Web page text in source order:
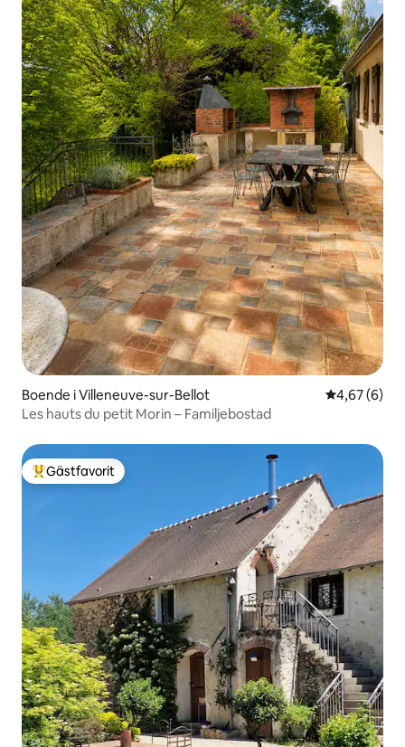
Boende i Villeneuve-sur-Bellot 4,67 av 5 i
4,67 (6)
Les hauts du petit Morin – Familjebostad
Populär gästfavorit
Gästfavorit